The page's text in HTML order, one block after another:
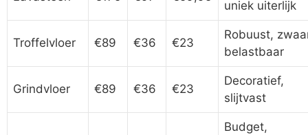
uniek uiterlijk
Troffelvloer €89 €36 €23
Robuust,
belastbaar
Grindvloer €89 €36 €23
Decoratief,
slijtvast
Budget,